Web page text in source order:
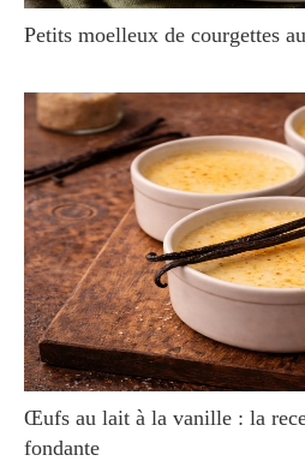
Petits moelleux de courgettes
Œufs au lait à la vanille : la
fondante